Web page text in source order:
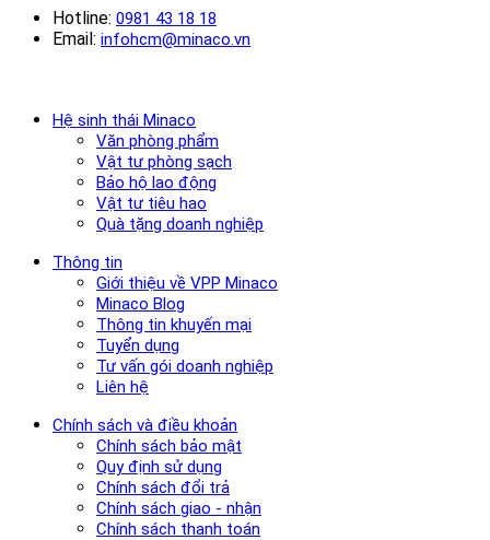
Hotline: 0981 43 18 18
Email: infohcm@minaco.vn
Hệ sinh thái Minaco
Văn phòng phẩm
Vật tư phòng sạch
Bảo hộ lao động
Vật tư tiêu hao
Quà tặng doanh nghiệp
Thông tin
Giới thiệu về VPP Minaco
Minaco Blog
Thông tin khuyến mại
Tuyển dụng
Tư vấn gói doanh nghiệp
Liên hệ
Chính sách và điều khoản
Chính sách bảo mật
Quy định sử dụng
Chính sách đổi trả
Chính sách giao - nhận
Chính sách thanh toán